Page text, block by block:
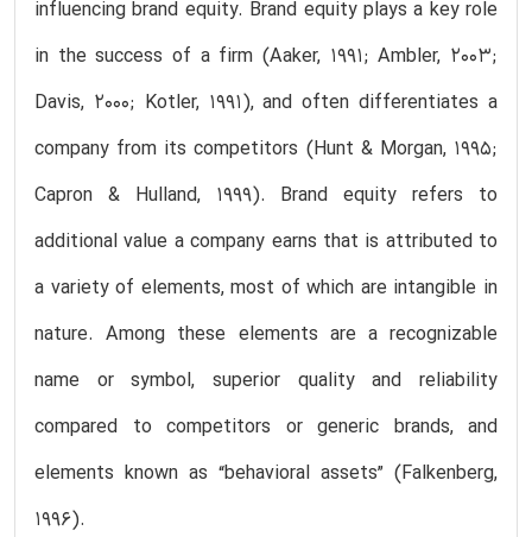
influencing brand equity. Brand equity plays a key role
in the success of a firm (Aaker, 1991; Ambler, 2003;
Davis, 2000; Kotler, 1991), and often differentiates a
company from its competitors (Hunt & Morgan, 1995;
Capron & Hulland, 1999). Brand equity refers to
additional value a company earns that is attributed to
a variety of elements, most of which are intangible in
nature. Among these elements are a recognizable
name or symbol, superior quality and reliability
compared to competitors or generic brands, and
elements known as “behavioral assets” (Falkenberg,
1996).